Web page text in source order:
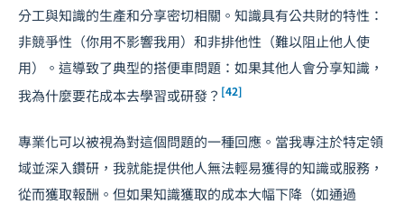
分工與知識的生產和分享密切相關。知識具有公共財的特性：
非競爭性（你用不影響我用）和非排他性（難以阻止他人使
用）。這導致了典型的搭便車問題：如果其他人會分享知識，
我為什麼要花成本去學習或研發？ [42]
專業化可以被視為對這個問題的一種回應。當我專注於特定領
域並深入鑽研，我就能提供他人無法輕易獲得的知識或服務，
從而獲取報酬。但如果知識獲取的成本大幅下降（如通過